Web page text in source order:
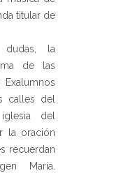
titular de
dudas, la
de las
calles del
del
la oración
recuerdan
María.